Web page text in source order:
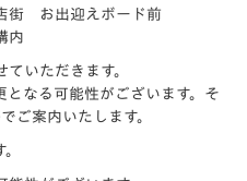
街 お出迎えボード前
内
いただきます。
なる可能性がございます。そ
ご案内いたします。